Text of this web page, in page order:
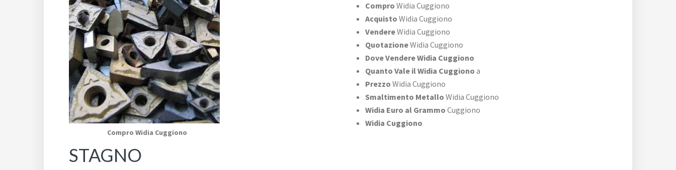
Compro Widia Cuggiono
Compro Widia Cuggiono
Acquisto Widia Cuggiono
VendereWidia Cuggiono
QuotazioneWidia Cuggiono
Dove Vendere Widia Cuggiono
Quanto Vale il Widia Cuggiono a
Prezzo Widia Cuggiono
Smaltimento Metallo Widia Cuggiono
Widia Euro al Grammo Cuggiono
Widia Cuggiono
STAGNO